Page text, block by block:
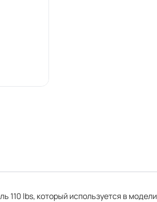
110 lbs, который используется в модели